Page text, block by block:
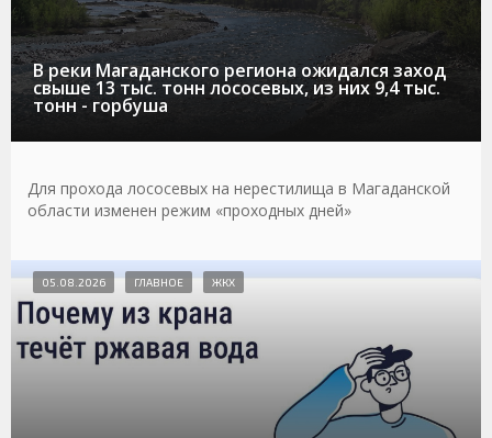
В реки Магаданского региона ожидался заход
свыше 13 тыс. тонн лососевых, из них 9,4 тыс.
тонн - горбуша
Для прохода лососевых на нерестилища в Магаданской
области изменен режим «проходных дней»
05.08.2026 ГЛАВНОЕ ЖКХ